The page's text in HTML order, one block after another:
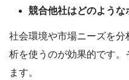
競合他社はどのよう
社会環境や市場ニーズを
析を使うのが効果的です。
ます。